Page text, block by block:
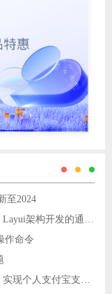
至2024
花点时间搞的一款基于ThinkPHP8.x + Layui架构开发的通用后台管理系统
作命令
PHP结合安卓APP，监听支付宝收款，实现个人支付宝支付接口